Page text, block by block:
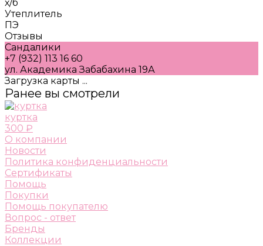
х/б
Утеплитель
ПЭ
Отзывы
Сандалики
+7 (932) 113 16 60
ул. Академика Забабахина 19А
Загрузка карты ...
Ранее вы смотрели
куртка
300 ₽
О компании
Новости
Политика конфиденциальности
Сертификаты
Помощь
Покупки
Помощь покупателю
Вопрос - ответ
Бренды
Коллекции